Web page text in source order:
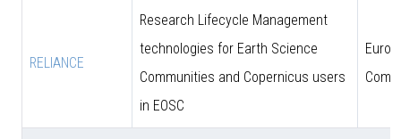
RELIANCE
Research Lifecycle Management
technologies for Earth Science
Communities and Copernicus users
in EOSC